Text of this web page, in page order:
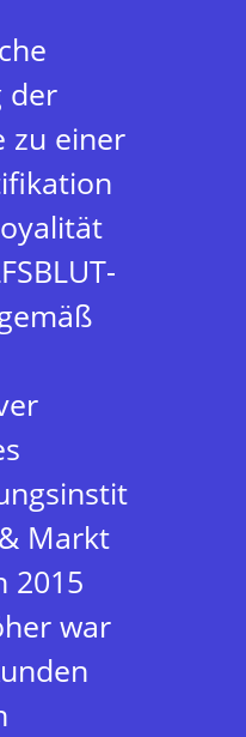
der
zu einer
Markt
2015
war